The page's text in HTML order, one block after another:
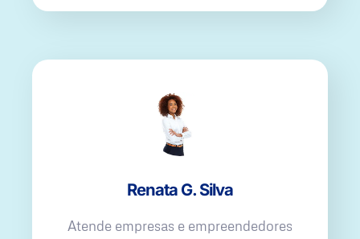
Renata G. Silva
Atende empresas e empreendedores